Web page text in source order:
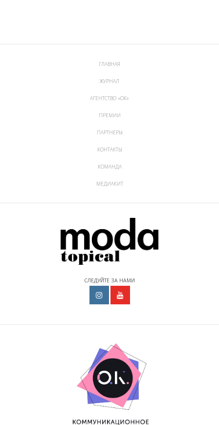
ГЛАВНАЯ
ЖУРНАЛ
АГЕНТСТВО «ОК»
ПРЕМИИ
ПАРТНЕРЫ
КОНТАКТЫ
КОМАНДА
МЕДИАКИТ
СЛЕДУЙТЕ ЗА НАМИ